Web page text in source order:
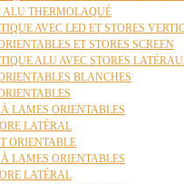
ALU THERMOLAQUÉ
AVEC LED ET STORES
ET STORES SCREEN
ALU AVEC STORES
BLANCHES
LAMES ORIENTABLES
LATÉRAL
ORIENTABLE
LAMES ORIENTABLES
LATÉRAL